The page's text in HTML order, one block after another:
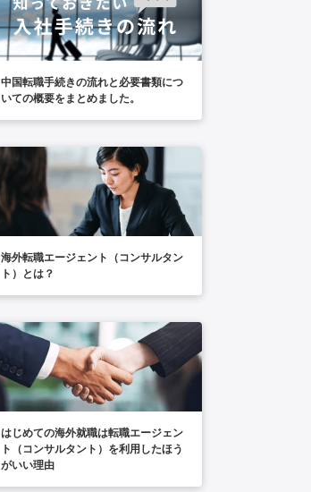
中国転職手続きの流れと必要書類につ
いての概要をまとめました。
海外転職エージェント（コンサルタン
ト）とは？
はじめての海外就職は転職エージェン
ト（コンサルタント）を利用したほう
がいい理由